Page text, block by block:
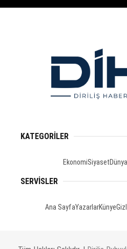
KATEGORİLER
EkonomiSiyasetDünya
SERVİSLER
Ana SayfaYazarlarKünye